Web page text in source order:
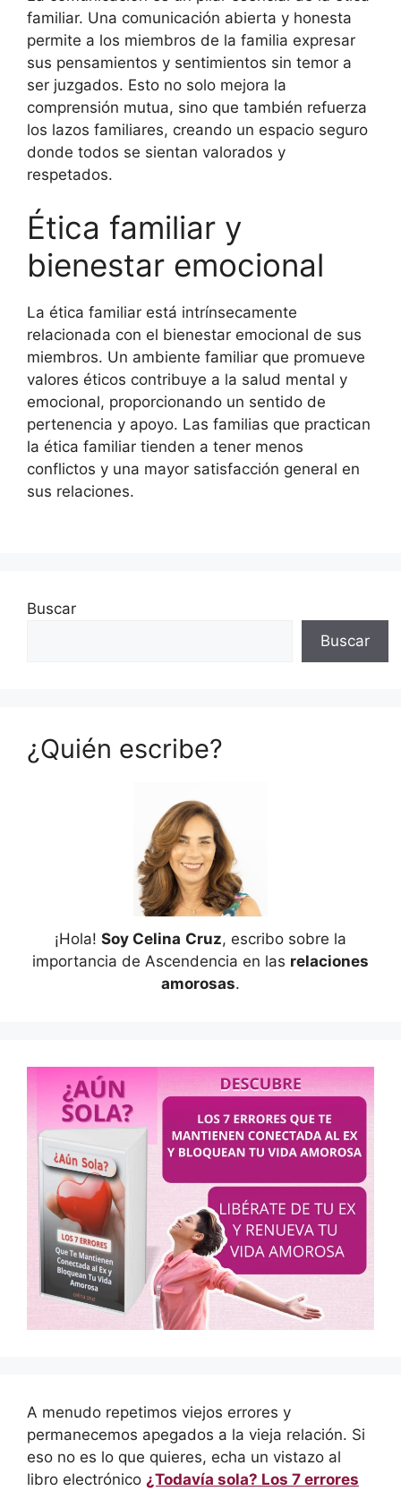
familiar. Una comunicación abierta y honesta
permite a los miembros de la familia expresar
sus pensamientos y sentimientos sin temor a
ser juzgados. Esto no solo mejora la
comprensión mutua, sino que también refuerza
los lazos familiares, creando un espacio seguro
donde todos se sientan valorados y
respetados.
Ética familiar y
bienestar emocional
La ética familiar está intrínsecamente
relacionada con el bienestar emocional de sus
miembros. Un ambiente familiar que promueve
valores éticos contribuye a la salud mental y
emocional, proporcionando un sentido de
pertenencia y apoyo. Las familias que practican
la ética familiar tienden a tener menos
conflictos y una mayor satisfacción general en
sus relaciones.
Buscar
Buscar
¿Quién escribe?
¡Hola! Soy Celina Cruz, escribo sobre la
importancia de Ascendencia en las relaciones
amorosas.
A menudo repetimos viejos errores y
permanecemos apegados a la vieja relación. Si
eso no es lo que quieres, echa un vistazo al
libro electrónico ¿Todavía sola? Los 7 errores